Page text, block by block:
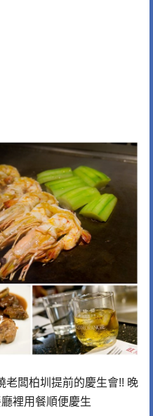
老闆柏圳提前的慶生會!! 晚
裡用餐順便慶生